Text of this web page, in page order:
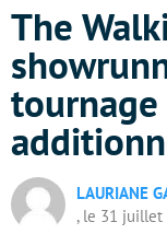
The
tournage
LAURIANE
, le 31 juillet